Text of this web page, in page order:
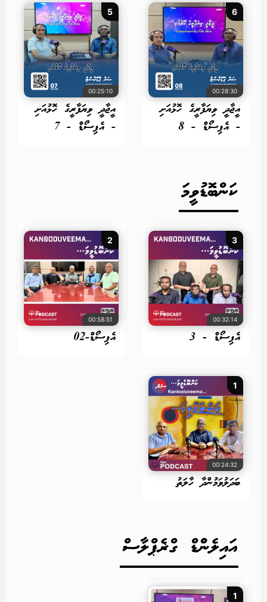
6
00:28:30
އީޖާދީ ވިޔަފާރީގެ ހޮޅުއަށި
- އެޕިސޯޑް - 8
5
00:25:10
އީޖާދީ ވިޔަފާރީގެ ހޮޅުއަށި
- އެޕިސޯޑް - 7
ކަންބޮޑުވީމަ
3
00:32:14
އެޕިސޯޑް - 3
2
00:58:51
އެޕިސޯޑް-02
1
00:24:32
ބަދަލުވަމުންދާ ހާލަތު
އައިލެންްޑް ގްޜެޕްލާސް
1